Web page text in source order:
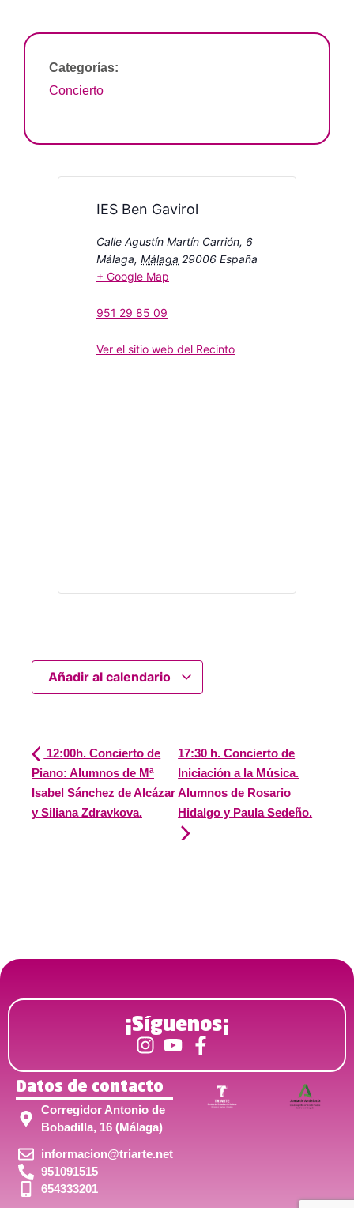
Categorías:
Concierto
IES Ben Gavirol
Calle Agustín Martín Carrión, 6
Málaga, Málaga 29006 España
+ Google Map
951 29 85 09
Ver el sitio web del Recinto
Añadir al calendario
12:00h. Concierto de
Piano: Alumnos de Mª
Isabel Sánchez de Alcázar
y Siliana Zdravkova.
17:30 h. Concierto de
Iniciación a la Música.
Alumnos de Rosario
Hidalgo y Paula Sedeño.
¡Síguenos¡
Datos de contacto
Corregidor Antonio de
Bobadilla, 16 (Málaga)
informacion@triarte.net
951091515
654333201